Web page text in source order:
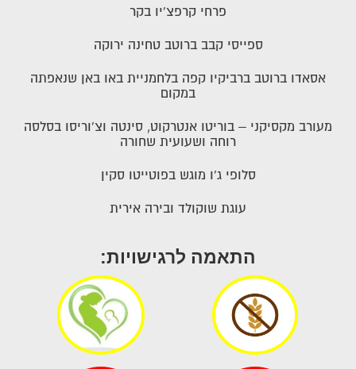
פרחי קרפצ'יו בקר
ספייסי קבב ברוטב טחינה ירוקה
אסאדו ברוטב ברביקיו קפה בלחמניית באו באן שנאפתה
במקום
מעורב מקסיקני – בוריטו אנטרקוט, סינטה וצ'וריסו בסלסה
רוחה ושעועית שחורה
סלופי ג'ו מוגש בפוטייטו סקין
עוגת שוקולד ובירה אירית
התאמה לרגישויות: